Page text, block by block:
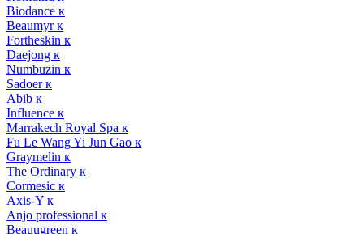
Biodance к
Beaumyr к
Fortheskin к
Daejong к
Numbuzin к
Sadoer к
Abib к
Influence к
Marrakech Royal Spa к
Fu Le Wang Yi Jun Gao к
Graymelin к
The Ordinary к
Cormesic к
Axis-Y к
Anjo professional к
Beauugreen к